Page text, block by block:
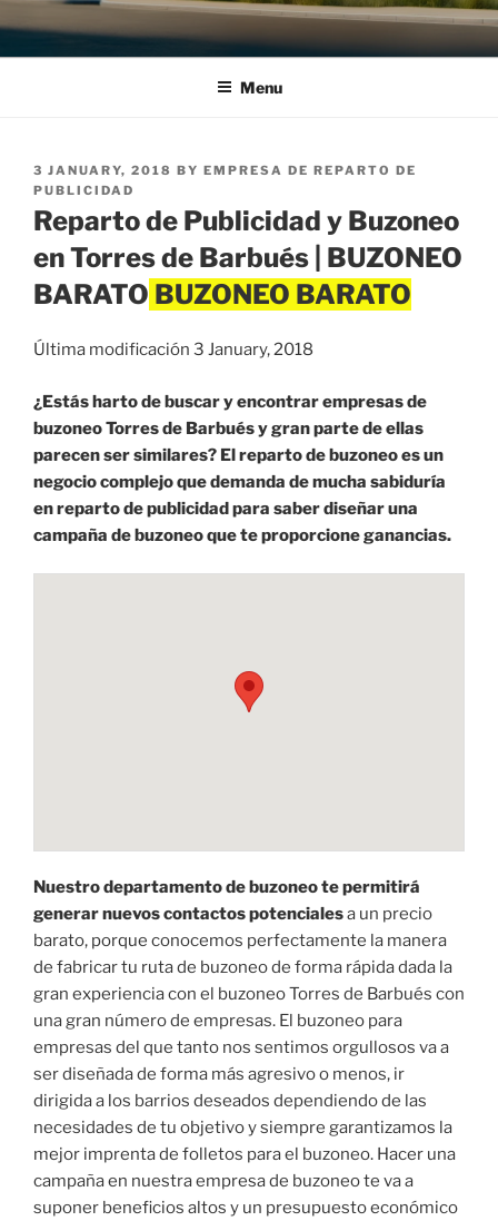
Menu
POSTED
ON
3 JANUARY, 2018 BY EMPRESA DE REPARTO DE
PUBLICIDAD
Reparto de Publicidad y Buzoneo
en Torres de Barbués | BUZONEO
BARATO
Última modificación 3 January, 2018
¿Estás harto de buscar y encontrar empresas de
buzoneo Torres de Barbués y gran parte de ellas
parecen ser similares? El reparto de buzoneo es un
negocio complejo que demanda de mucha sabiduría
en reparto de publicidad para saber diseñar una
campaña de buzoneo que te proporcione ganancias.
Nuestro departamento de buzoneo te permitirá
generar nuevos contactos potencialesa un precio
barato, porque conocemos perfectamente la manera
de fabricar tu ruta de buzoneo de forma rápida dada la
gran experiencia con el buzoneo Torres de Barbués con
una gran número de empresas. El buzoneo para
empresas del que tanto nos sentimos orgullosos va a
ser diseñada de forma más agresivo o menos, ir
dirigida a los barrios deseados dependiendo de las
necesidades de tu objetivo y siempre garantizamos la
mejor imprenta de folletos para el buzoneo. Hacer una
campaña en nuestra empresa de buzoneo te va a
suponer beneficios altos y un presupuesto económico